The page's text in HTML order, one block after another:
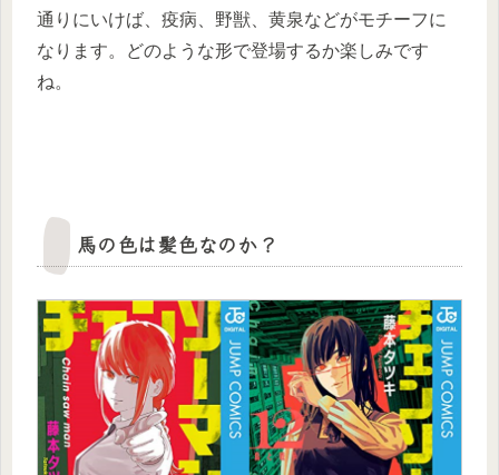
通りにいけば、疫病、野獣、黄泉などがモチーフに
なります。どのような形で登場するか楽しみです
ね。
馬の色は髪色なのか？